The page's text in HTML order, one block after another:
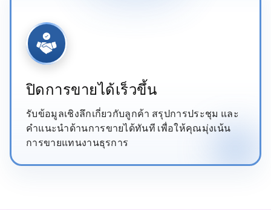
ปิดการขายได้เร็วขึ้น
รับข้อมูลเชิงลึกเกี่ยวกับลูกค้า สรุปการประชุม และ
คำแนะนำด้านการขายได้ทันที เพื่อให้คุณมุ่งเน้น
การขายแทนงานธุรการ